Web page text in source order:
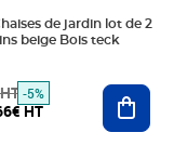
de jardin lot de 2
beige Bois teck
-5%
HT